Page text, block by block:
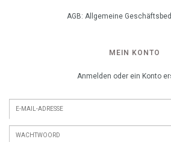
AGB: Allgemeine
MEIN KONTO
Anmelden oder ein Konto